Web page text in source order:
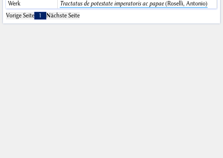
Werk Tractatus de potestate imperatoris ac papae(Roselli, Antonio)
Vorige Seite
1 Nächste Seite